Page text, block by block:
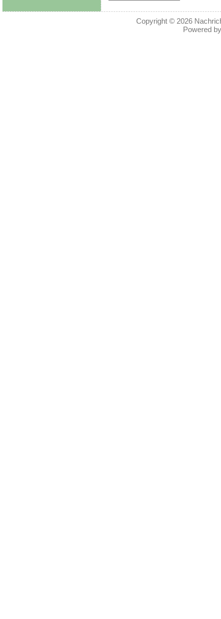
Copyright © 2026
Powered